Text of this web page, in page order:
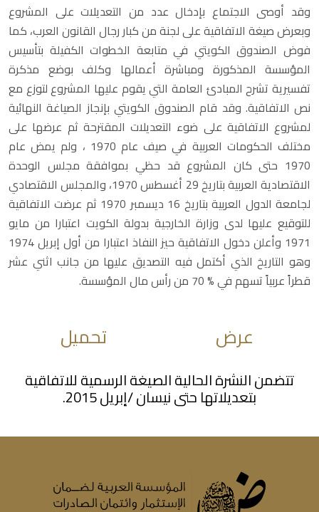
وقد أوصى الاجتماع بإدخال عدد من التعديلات على المشروع
وبعرض صيغة الاتفاقية على لجنة من كبار رجال القانون العرب، كما
فوض الصندوق الكويتي في متابعة الخطوات الكفيلة بتأسيس
المؤسسة المذكورة ومباشرة أعمالها وكلف بوضع مذكرة
تفسيرية تشرح المبادئ العامة التي يقوم عليها المشروع لتوزع مع
نص الاتفاقية. وقد قام الصندوق الكويتي بإنجاز الصياغة النهائية
لمشروع الاتفاقية على ضوء التعديلات المقترحة ثم عرضها على
مختلف الحكومات العربية في صيف عام 1970 ، ولم يمض عام
1970 حتى كان المشروع قد حظي بموافقة مجلس الوحدة
الاقتصادية العربية بتاريخ 29 أغسطس 1970، والمجلس الاقتصادي
لجامعة الدول العربية بتاريخ 16 ديسمبر 1970 ثم عرضت الاتفاقية
للتوقيع عليها لدى وزارة الخارجية بدولة الكويت اعتبارا من مايو
1971 وأعلن دخول الاتفاقية حيز النفاذ اعتبارا من أول إبريل 1974
وهو التاريخ الذي أكتمل فيه التصديق عليها من جانب اثني عشر
قطراً عربياً تسهم في % 70 من رأس مال المؤسسة.
عرض تحميل
تتضمن النشرة الحالية الصيغة الرسمية للاتفاقية
بتعديلاتها حتى نيسان /إبريل 2015.